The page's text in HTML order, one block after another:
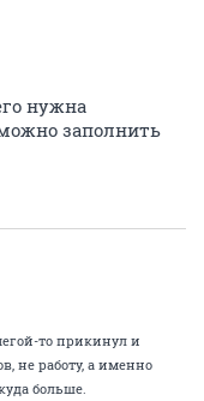
нужна
заполнить
то прикинул и
не работу, а именно
больше.